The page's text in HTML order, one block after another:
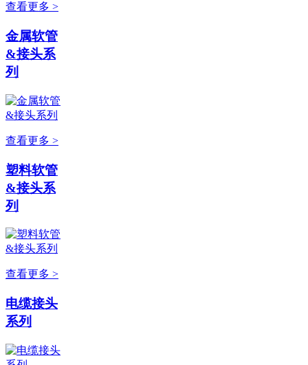
查看更多 >
金属软管
&接头系
列
查看更多 >
塑料软管
&接头系
列
查看更多 >
电缆接头
系列